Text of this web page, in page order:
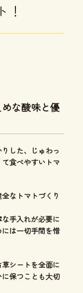
！
な酸味と優
した、じゅわっ
食べやすいトマ
なトマトづくり
手入れが必要に
は一切手間を惜
シートを全面に
保つことも大切